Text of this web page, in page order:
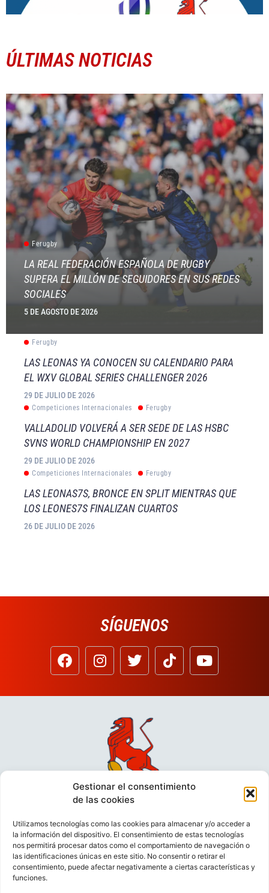
Gestionar el consentimiento
de las cookies
Utilizamos tecnologías como las cookies para almacenar y/o acceder a
la información del dispositivo. El consentimiento de estas tecnologías
nos permitirá procesar datos como el comportamiento de navegación o
las identificaciones únicas en este sitio. No consentir o retirar el
consentimiento, puede afectar negativamente a ciertas características y
funciones.
ÚLTIMAS NOTICIAS
Ferugby
LA REAL FEDERACIÓN ESPAÑOLA DE RUGBY
SUPERA EL MILLÓN DE SEGUIDORES EN SUS REDES
SOCIALES
5 DE AGOSTO DE 2026
Ferugby
LAS LEONAS YA CONOCEN SU CALENDARIO PARA
EL WXV GLOBAL SERIES CHALLENGER 2026
29 DE JULIO DE 2026
Competiciones Internacionales Ferugby
VALLADOLID VOLVERÁ A SER SEDE DE LAS HSBC
SVNS WORLD CHAMPIONSHIP EN 2027
29 DE JULIO DE 2026
Competiciones Internacionales Ferugby
LAS LEONAS7S, BRONCE EN SPLIT MIENTRAS QUE
LOS LEONES7S FINALIZAN CUARTOS
26 DE JULIO DE 2026
SÍGUENOS